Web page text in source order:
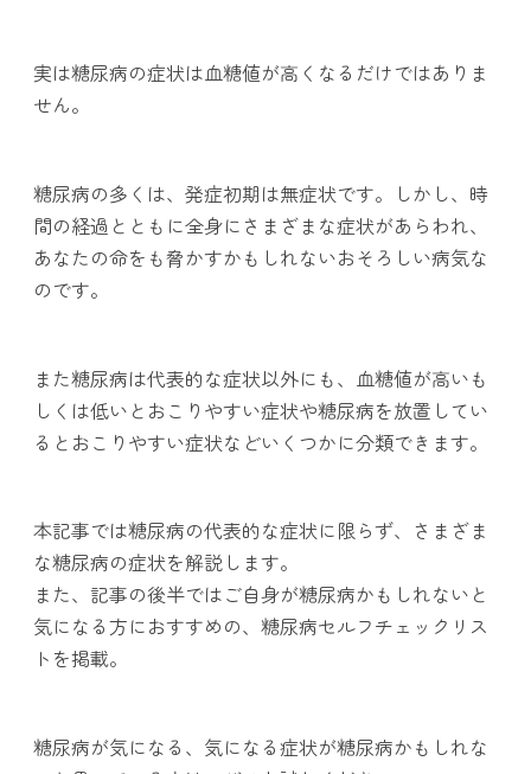
実は糖尿病の症状は血糖値が高くなるだけではありま
せん。
糖尿病の多くは、発症初期は無症状です。しかし、時
間の経過とともに全身にさまざまな症状があらわれ、
あなたの命をも脅かすかもしれないおそろしい病気な
のです。
また糖尿病は代表的な症状以外にも、血糖値が高いも
しくは低いとおこりやすい症状や糖尿病を放置してい
るとおこりやすい症状などいくつかに分類できます。
本記事では糖尿病の代表的な症状に限らず、さまざま
な糖尿病の症状を解説します。
また、記事の後半ではご自身が糖尿病かもしれないと
気になる方におすすめの、糖尿病セルフチェックリス
トを掲載。
糖尿病が気になる、気になる症状が糖尿病かもしれな